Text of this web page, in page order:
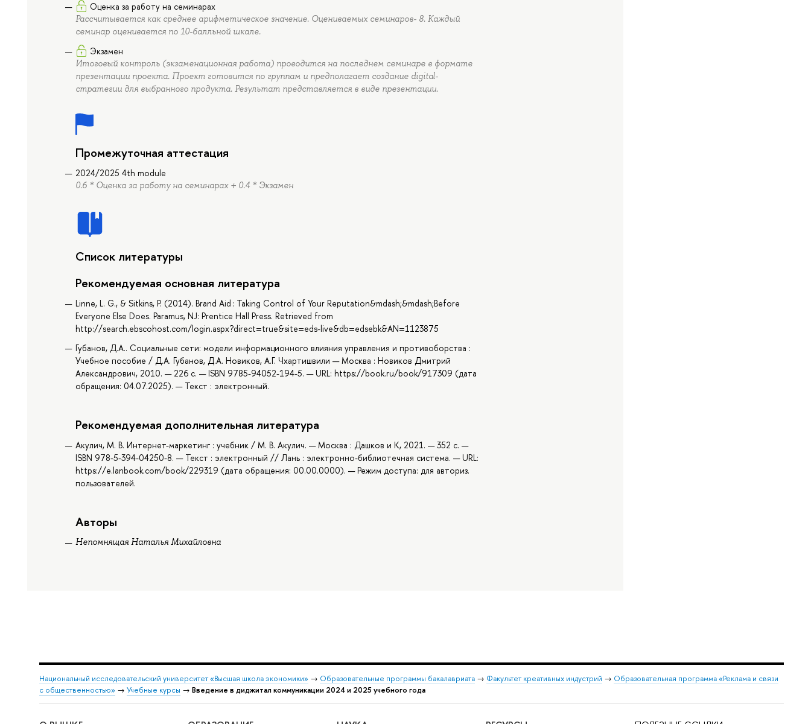
Оценка за работу на семинарах
Рассчитывается как среднее арифметическое значение. Оцениваемых семинаров- 8. Каждый
семинар оценивается по 10-балльной шкале.
Экзамен
Итоговый контроль (экзаменационная работа) проводится на последнем семинаре в формате
презентации проекта. Проект готовится по группам и предполагает создание digital-
стратегии для выбранного продукта. Результат представляется в виде презентации.
Промежуточная аттестация
2024/2025 4th module
0.6 * Оценка за работу на семинарах + 0.4 * Экзамен
Список литературы
Рекомендуемая основная литература
Linne, L. G., & Sitkins, P. (2014). Brand Aid : Taking Control of Your Reputation&mdash;&mdash;Before
Everyone Else Does. Paramus, NJ: Prentice Hall Press. Retrieved from
http://search.ebscohost.com/login.aspx?direct=true&site=eds-live&db=edsebk&AN=1123875
Губанов, Д.А.. Социальные сети: модели информационного влияния управления и противоборства :
Учебное пособие / Д.А. Губанов, Д.А. Новиков, А.Г. Чхартишвили — Москва : Новиков Дмитрий
Александрович, 2010. — 226 с. — ISBN 9785-94052-194-5. — URL: https://book.ru/book/917309 (дата
обращения: 04.07.2025). — Текст : электронный.
Рекомендуемая дополнительная литература
Акулич, М. В. Интернет-маркетинг : учебник / М. В. Акулич. — Москва : Дашков и К, 2021. — 352 с. —
ISBN 978-5-394-04250-8. — Текст : электронный // Лань : электронно-библиотечная система. — URL:
https://e.lanbook.com/book/229319 (дата обращения: 00.00.0000). — Режим доступа: для авториз.
пользователей.
Авторы
Непомнящая Наталья Михайловна
Национальный исследовательский университет «Высшая школа экономики» → Образовательные программы бакалавриата→ Факультет креативных индустрий → Образовательная программа «Реклама и связи
с общественностью» → Учебные курсы → Введение в диджитал коммуникации 2024 и 2025 учебного года